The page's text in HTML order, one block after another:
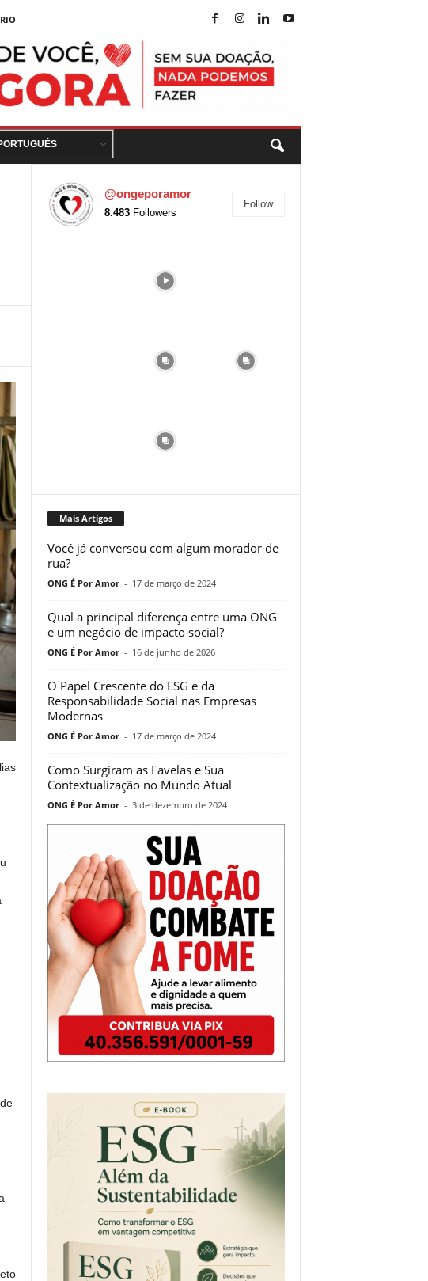
@ongeporamor
8.483Followers
Follow
Mais Artigos
Você já conversou com algum morador de
rua?
ONG É Por Amor - 17 de março de 2024
Qual a principal diferença entre uma ONG
e um negócio de impacto social?
ONG É Por Amor - 16 de junho de 2026
O Papel Crescente do ESG e da
Responsabilidade Social nas Empresas
Modernas
ONG É Por Amor - 17 de março de 2024
Como Surgiram as Favelas e Sua
Contextualização no Mundo Atual
ONG É Por Amor - 3 de dezembro de 2024